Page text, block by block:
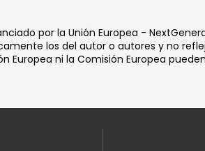
por la Unión Europea -
los del autor o autores y no
Europea ni la Comisión Europea